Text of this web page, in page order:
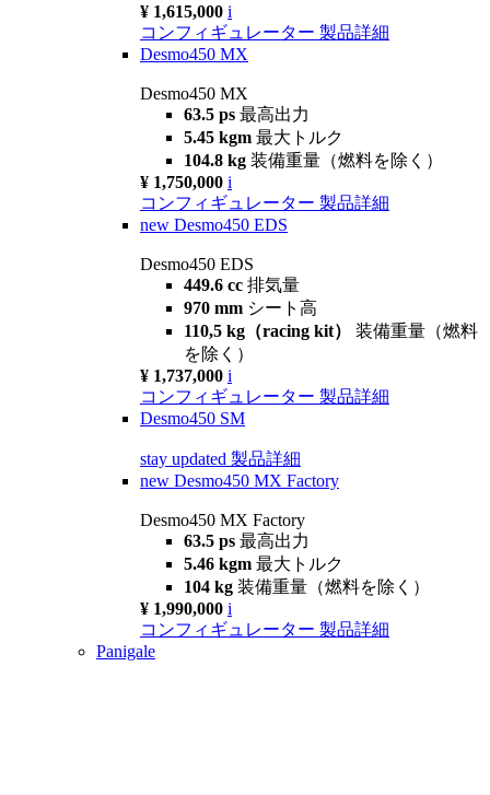
¥ 1,615,000 i
コンフィギュレーター 製品詳細
Desmo450 MX
Desmo450 MX
63.5 ps 最高出力
5.45 kgm 最大トルク
104.8 kg 装備重量（燃料を除く）
¥ 1,750,000 i
コンフィギュレーター 製品詳細
new Desmo450 EDS
Desmo450 EDS
449.6 cc 排気量
970 mm シート高
110,5 kg（racing kit） 装備重量（燃料
を除く）
¥ 1,737,000 i
コンフィギュレーター 製品詳細
Desmo450 SM
stay updated 製品詳細
new Desmo450 MX Factory
Desmo450 MX Factory
63.5 ps 最高出力
5.46 kgm 最大トルク
104 kg 装備重量（燃料を除く）
¥ 1,990,000 i
コンフィギュレーター 製品詳細
Panigale